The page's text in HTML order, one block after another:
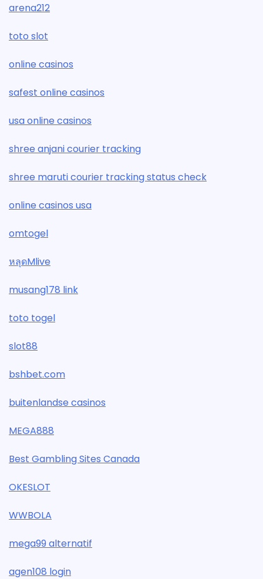
arena212
toto slot
online casinos
safest online casinos
usa online casinos
shree anjani courier tracking
shree maruti courier tracking status check
online casinos usa
omtogel
หลุดMlive
musang178 link
toto togel
slot88
bshbet.com
buitenlandse casinos
MEGA888
Best Gambling Sites Canada
OKESLOT
WWBOLA
mega99 alternatif
agen108 login